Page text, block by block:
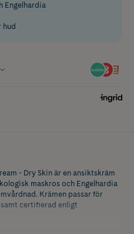
Engelhardia
hud
- Dry Skin är en ansiktskräm
maskros och Engelhardia
Krämen passar för
certifierad enligt